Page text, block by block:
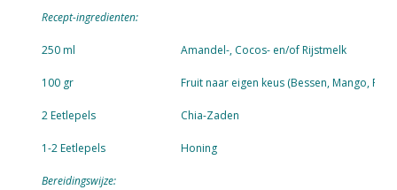
Recept-ingredienten:
250 ml Amandel-, Cocos- en/of Rijstmelk
100 gr Fruit naar eigen keus (Bessen, Mango,
2 Eetlepels Chia-Zaden
1-2 Eetlepels Honing
Bereidingswijze: